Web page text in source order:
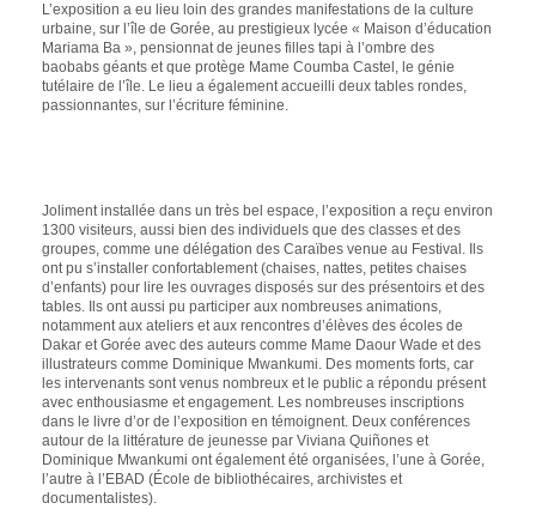
L’exposition a eu lieu loin des grandes manifestations de la culture
urbaine, sur l’île de Gorée, au prestigieux lycée « Maison d’éducation
Mariama Ba », pensionnat de jeunes filles tapi à l’ombre des
baobabs géants et que protège Mame Coumba Castel, le génie
tutélaire de l’île. Le lieu a également accueilli deux tables rondes,
passionnantes, sur l’écriture féminine.
Joliment installée dans un très bel espace, l’exposition a reçu environ
1300 visiteurs, aussi bien des individuels que des classes et des
groupes, comme une délégation des Caraïbes venue au Festival. Ils
ont pu s’installer confortablement (chaises, nattes, petites chaises
d’enfants) pour lire les ouvrages disposés sur des présentoirs et des
tables. Ils ont aussi pu participer aux nombreuses animations,
notamment aux ateliers et aux rencontres d’élèves des écoles de
Dakar et Gorée avec des auteurs comme Mame Daour Wade et des
illustrateurs comme Dominique Mwankumi. Des moments forts, car
les intervenants sont venus nombreux et le public a répondu présent
avec enthousiasme et engagement. Les nombreuses inscriptions
dans le livre d’or de l’exposition en témoignent. Deux conférences
autour de la littérature de jeunesse par Viviana Quiñones et
Dominique Mwankumi ont également été organisées, l’une à Gorée,
l’autre à l’EBAD (École de bibliothécaires, archivistes et
documentalistes).